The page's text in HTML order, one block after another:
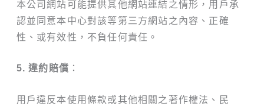
本公司網站可能提供其他網站連結之情形，用戶承
認並同意本中心對該等第三方網站之內容、正確
性、或有效性，不負任何責任。
5. 違約賠償 ：
用戶違反本使用條款或其他相關之著作權法、民